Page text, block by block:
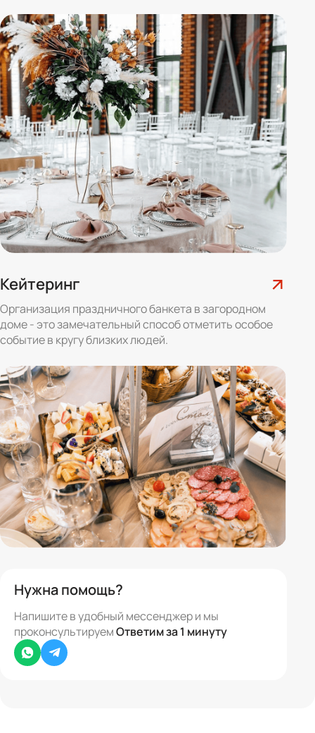
Кейтеринг
Организация праздничного банкета в загородном
доме - это замечательный способ отметить особое
событие в кругу близких людей.
Нужна помощь?
Напишите в удобный мессенджер и мы
проконсультируемОтветим за 1 минуту
Whatsapp
Telegram